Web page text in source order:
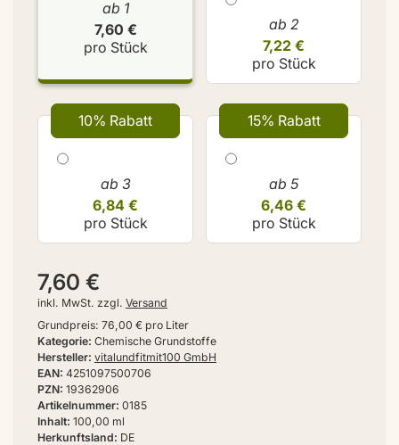
Inhalt 100,00 ml
Hersteller vitalundfitmit100 GmbH
Artikelnummer 0185
PZN 19362906
EAN 4251097500706
Herkunftsland DE
Kategorie Chemische Grundstoffe
7,60 €
inkl. MwSt. zzgl. Versand
Grundpreis: 76,00 € pro Liter
ab 1
7,60 €
pro Stück
ab 2
7,22 €
pro Stück
10% Rabatt
ab 3
6,84 €
pro Stück
15% Rabatt
ab 5
6,46 €
pro Stück